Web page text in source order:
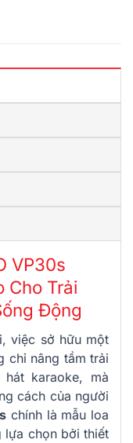
VP30s
Cho Trải
Động
việc sở hữu một
chỉ nâng tầm trải
karaoke, mà
cách của người
chính là mẫu loa
lựa chọn bởi thiết